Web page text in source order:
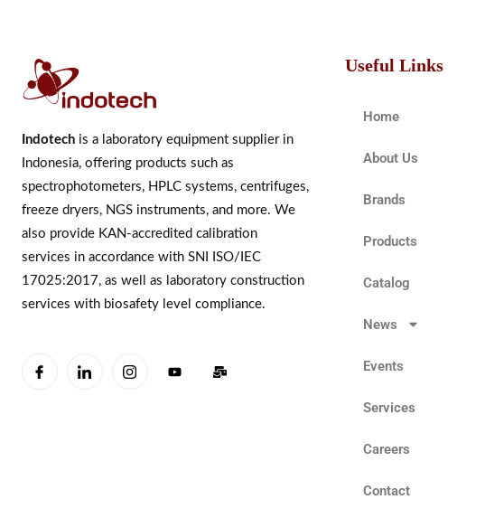
Indotechis a laboratory equipment supplier in
Indonesia, offering products such as
spectrophotometers, HPLC systems, centrifuges,
freeze dryers, NGS instruments, and more. We
also provide KAN-accredited calibration
services in accordance with SNI ISO/IEC
17025:2017, as well as laboratory construction
services with biosafety level compliance.
Useful Links
Home
About Us
Brands
Products
Catalog
News
Events
Services
Careers
Contact